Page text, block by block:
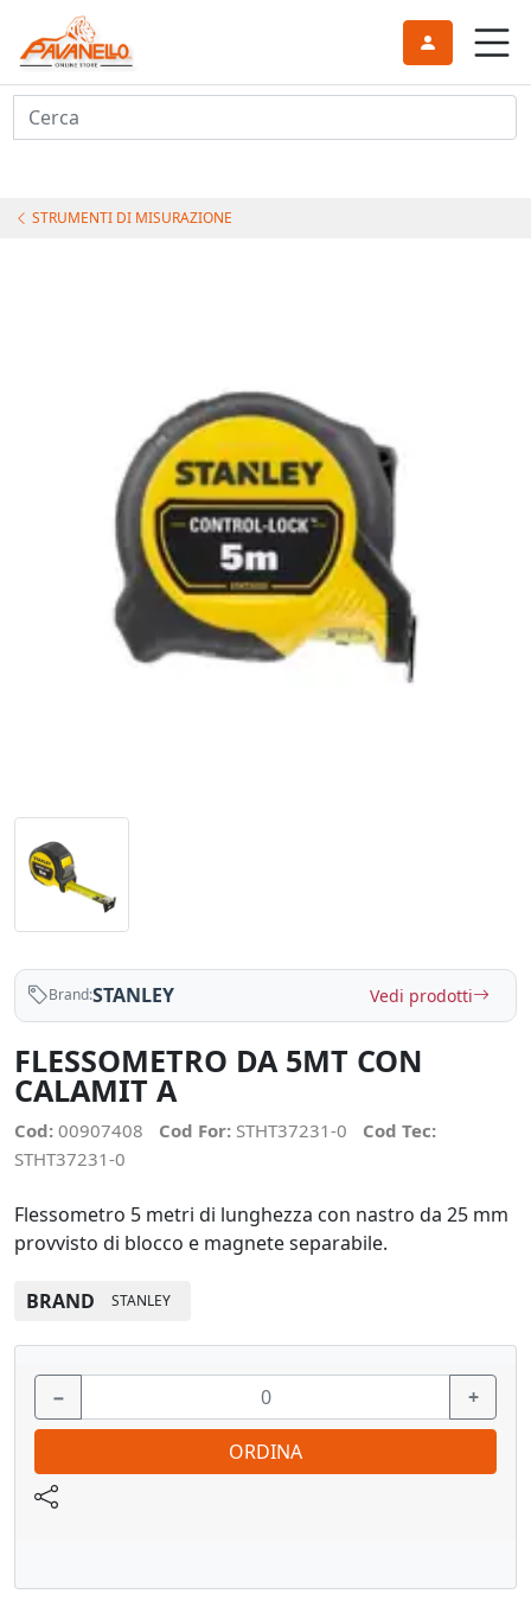
Cerca
STRUMENTI DI MISURAZIONE
Brand:STANLEY Vedi prodotti
FLESSOMETRO DA 5MT CON
CALAMIT A
Cod: 00907408 Cod For: STHT37231-0
Cod Tec:
STHT37231-0
Flessometro 5 metri di lunghezza con nastro da 25 mm
provvisto di blocco e magnete separabile.
BRAND STANLEY
− +
ORDINA